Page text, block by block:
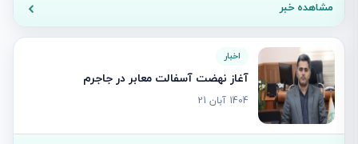
مشاهده خبر
اخبار
آغاز نهضت آسفالت معابر در جاجرم
1404 آبان 21